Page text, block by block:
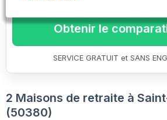
Obtenir le
SERVICE GRATUIT et SANS
2 Maisons de retraite à
(50380)